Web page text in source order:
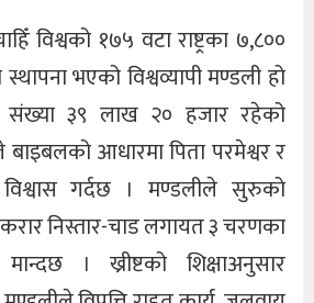
विश्वको १७५ वटा राष्ट्रका ७,८००
स्थापना भएको विश्वव्यापी मण्डली हो
संख्या ३९ लाख २० हजार रहेको
आधारमा पिता परमेश्वर र
विश्वास गर्दछ । मण्डलीले सुरुको
निस्तार-चाड लगायत ३ चरणका
। ख्रीष्टको शिक्षाअनुसार